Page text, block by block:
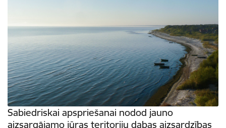
Sabiedriskai apspriešanai nodod jauno
aizsargājamo jūras teritoriju dabas aizsardzības